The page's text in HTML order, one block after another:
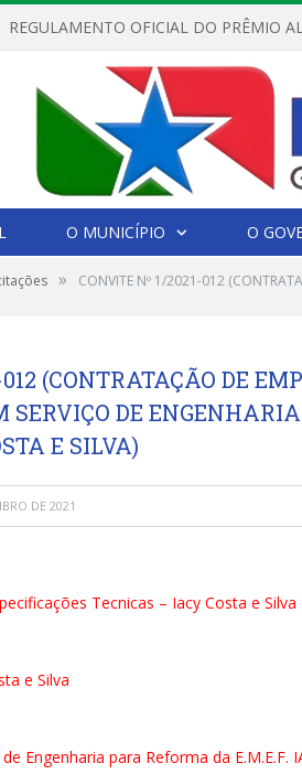
O MUNICÍPIO O
» CONVITE Nº 1/2021-012
(CONTRATAÇÃO DE
SERVIÇO DE
E SILVA)
DE 2021
Tecnicas – Iacy Costa e Silva
e Silva
Engenharia para Reforma da E.M.E.F.